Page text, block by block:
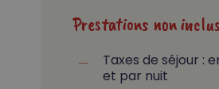
Prestations non
Taxes de séjour :
et par nuit